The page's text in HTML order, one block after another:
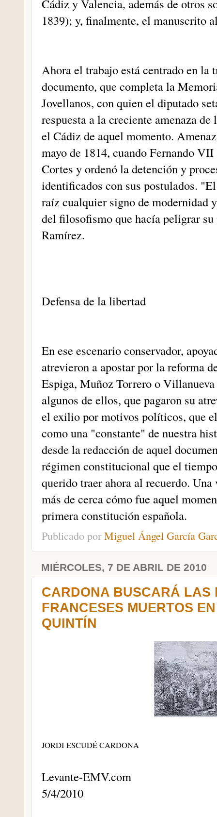
Cádiz y Valencia, además de otros
1839); y, finalmente, el manuscrito
Ahora el trabajo está centrado en la
documento, que completa la
Jovellanos, con quien el diputado
respuesta a la creciente amenaza
el Cádiz de aquel momento.
mayo de 1814, cuando Fernando
Cortes y ordenó la detención y
identificados con sus postulados.
raíz cualquier signo de modernidad
del filosofismo que hacía peligrar
Ramírez.
Defensa de la libertad
En ese escenario conservador,
atrevieron a apostar por la reforma
Espiga, Muñoz Torrero o
algunos de ellos, que pagaron su
el exilio por motivos políticos, que
como una "constante" de nuestra
desde la redacción de aquel
régimen constitucional que el
querido traer ahora al recuerdo.
más de cerca cómo fue aquel
primera constitución española.
Publicado porMiguel Ángel García
MIÉRCOLES, 7 DE ABRIL DE 2010
CARDONA BUSCARÁ LAS
FRANCESES MUERTOS
QUINTÍN
JORDI ESCUDÉ CARDONA
Levante-EMV.com
5/4/2010